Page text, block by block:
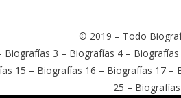
© 2019 – Todo
Biografías 3 – Biografías 4 – Biografías
15 – Biografías 16 – Biografías 17 –
25 –